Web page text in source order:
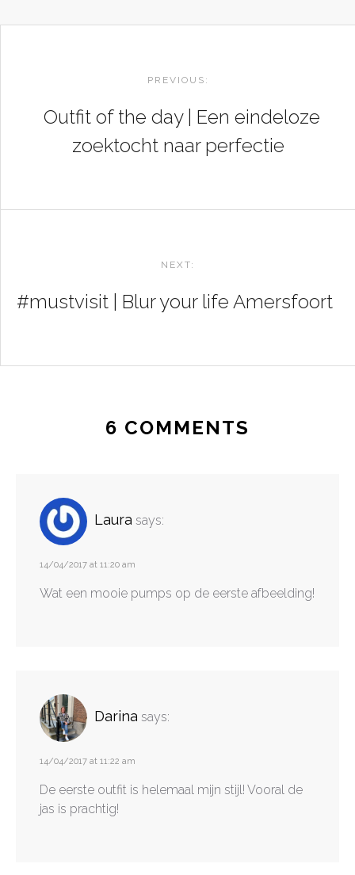
NAVIGATION
PREVIOUS:
Outfit of the day | Een eindeloze
zoektocht naar perfectie
NEXT:
#mustvisit | Blur your life Amersfoort
6 COMMENTS
Laura says:
14/04/2017 at 11:20 am
Wat een mooie pumps op de eerste afbeelding!
Darina says:
14/04/2017 at 11:22 am
De eerste outfit is helemaal mijn stijl! Vooral de
jas is prachtig!